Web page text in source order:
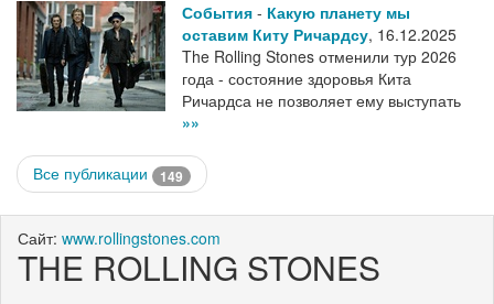
События - Какую планету мы
оставим Киту Ричардсу, 16.12.2025
The Rolling Stones отменили тур 2026
года - состояние здоровья Кита
Ричардса не позволяет ему выступать
»»
Все публикации 149
Сайт: www.rollingstones.com
THE ROLLING STONES